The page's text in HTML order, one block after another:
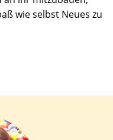
wie selbst Neues zu